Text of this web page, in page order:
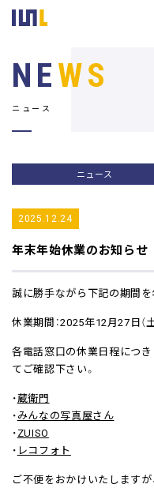
NEWS
ニュース
ニュース
2025.12.24
年末年始休業のお知らせ
誠に勝手ながら下記の期間
休業期間：2025年12月27日（
各電話窓口の休業日程につ
てご確認下さい。
・蔵衛門
・みんなの写真屋さん
・ZUISO
・ レコフォト
ご不便をおかけいたします